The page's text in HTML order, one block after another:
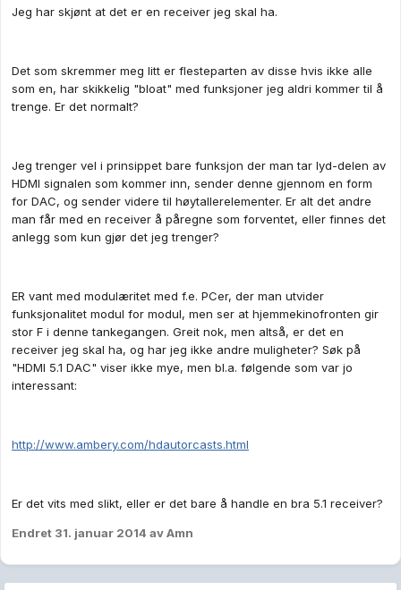
Jeg har skjønt at det er en receiver jeg skal ha.
Det som skremmer meg litt er flesteparten av disse hvis ikke alle
som en, har skikkelig "bloat" med funksjoner jeg aldri kommer til å
trenge. Er det normalt?
Jeg trenger vel i prinsippet bare funksjon der man tar lyd-delen av
HDMI signalen som kommer inn, sender denne gjennom en form
for DAC, og sender videre til høytallerelementer. Er alt det andre
man får med en receiver å påregne som forventet, eller finnes det
anlegg som kun gjør det jeg trenger?
ER vant med modulæritet med f.e. PCer, der man utvider
funksjonalitet modul for modul, men ser at hjemmekinofronten gir
stor F i denne tankegangen. Greit nok, men altså, er det en
receiver jeg skal ha, og har jeg ikke andre muligheter? Søk på
"HDMI 5.1 DAC" viser ikke mye, men bl.a. følgende som var jo
interessant:
http://www.ambery.com/hdautorcasts.html
Er det vits med slikt, eller er det bare å handle en bra 5.1 receiver?
Endret 31. januar 2014 av Amn